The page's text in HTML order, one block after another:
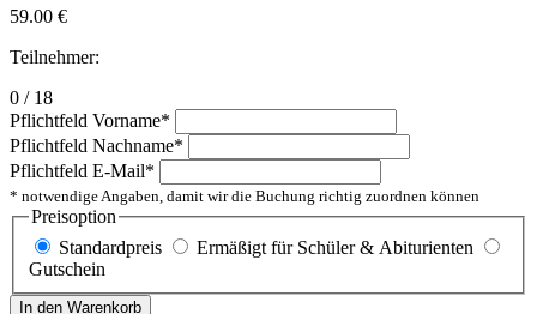
59.00 €
Teilnehmer:
0 / 18
Pflichtfeld Vorname*
Pflichtfeld Nachname*
Pflichtfeld E-Mail*
* notwendige Angaben, damit wir die Buchung richtig zuordnen können
Preisoption
Standardpreis
Ermäßigt für Schüler & Abiturienten
Gutschein